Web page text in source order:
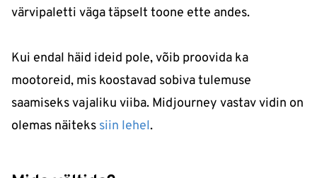
värvipaletti väga täpselt toone ette andes.
Kui endal häid ideid pole, võib proovida ka
mootoreid, mis koostavad sobiva tulemuse
saamiseks vajaliku viiba. Midjourney vastav vidin on
olemas näiteks siin lehel.